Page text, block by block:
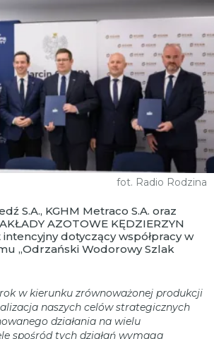
fot. Radio Rodzina
S.A., KGHM Metraco S.A. oraz
AZOTOWE KĘDZIERZYN
intencyjny dotyczący współpracy w
„Odrzański Wodorowy Szlak
w kierunku zrównoważonej produkcji
naszych celów strategicznych
działania na wielu
spośród tych działań wymaga